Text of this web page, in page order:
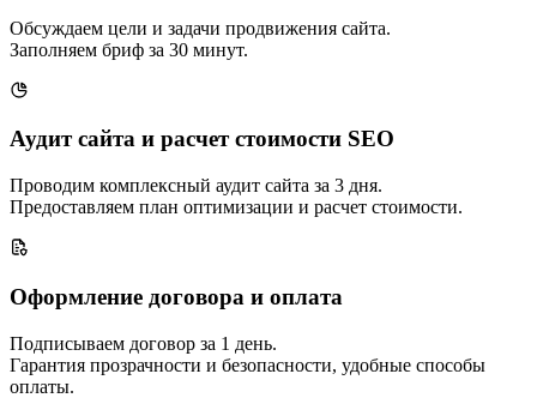
Обсуждаем цели и задачи продвижения сайта.
Заполняем бриф за 30 минут.
Аудит сайта и расчет стоимости SEO
Проводим комплексный аудит сайта за 3 дня.
Предоставляем план оптимизации и расчет стоимости.
Оформление договора и оплата
Подписываем договор за 1 день.
Гарантия прозрачности и безопасности, удобные способы
оплаты.